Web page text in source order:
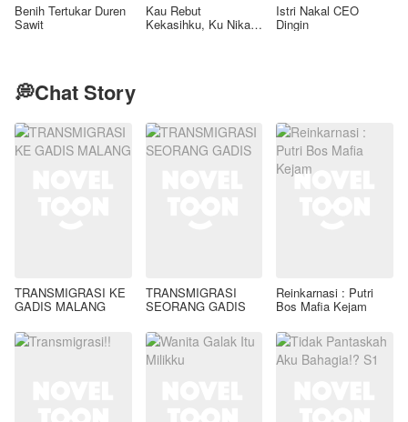
Benih Tertukar Duren
Sawit
Kau Rebut
Kekasihku, Ku Nikahi
Istri Nakal CEO
Dingin
💭Chat Story
TRANSMIGRASI KE
GADIS MALANG
TRANSMIGRASI
SEORANG GADIS
Reinkarnasi : Putri
Bos Mafia Kejam